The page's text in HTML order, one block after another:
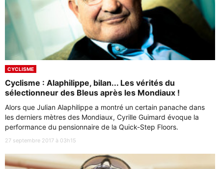
CYCLISME
Cyclisme : Alaphilippe, bilan... Les vérités du
sélectionneur des Bleus après les Mondiaux !
Alors que Julian Alaphilippe a montré un certain panache dans
les derniers mètres des Mondiaux, Cyrille Guimard évoque la
performance du pensionnaire de la Quick-Step Floors.
27 septembre 2017 à 03h15